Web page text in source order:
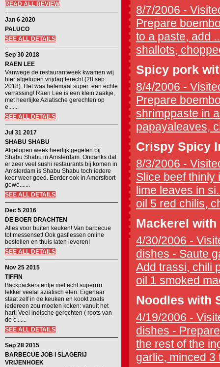
READ ALL REVIEW
Jan 6 2020
PALUCO
SEE ALL DETAILS
Sep 30 2018
RAEN LEE
Vanwege de restaurantweek kwamen wij
hier afgelopen vrijdag terecht (28 sep
2018). Het was helemaal super: een echte
verrassing! Raen Lee is een klein zaakje,
met heerlijke Aziatische gerechten op
e.......
SEE ALL DETAILS
Jul 31 2017
SHABU SHABU
Afgelopen week heerlijk gegeten bij
Shabu Shabu in Amsterdam. Ondanks dat
er zeer veel sushi restaurants bij komen in
Amsterdam is Shabu Shabu toch iedere
keer weer goed. Eerder ook in Amersfoort
gewe.......
SEE ALL DETAILS
Dec 5 2016
DE BOER DRACHTEN
Alles voor buiten keuken! Van barbecue
tot messenset! Ook gasflessen online
bestellen en thuis laten leveren!
SEE ALL DETAILS
Nov 25 2015
TIFFIN
Backpackerstentje met echt superrrrr
lekker veelal aziatisch eten: Eigenaar
staat zelf in de keuken en kookt zoals
iedereen zou moeten koken: vanuit het
hart! Veel indische gerechten ( roots van
de c.......
SEE ALL DETAILS
Sep 28 2015
BARBECUE JOB I SLAGERIJ
VRIJENHOEK
8/7/2006 -
Prepare
to a paste, add
shallots,
Spicy pork
8/4/2006 -
Prepare
shrimppaste in
papayaleaves,
Crispy Spicy
8/3/2006 -
Slice beef thinly
lime leaves in
oil 5 red chilis,
Mackerel with
4/30/2006 -
dishes - Saute
Add trassi, chili
oil 1 smoked
Noodles with
4/19/2006 -
dishes -
the rest of the
garlic, minced 3